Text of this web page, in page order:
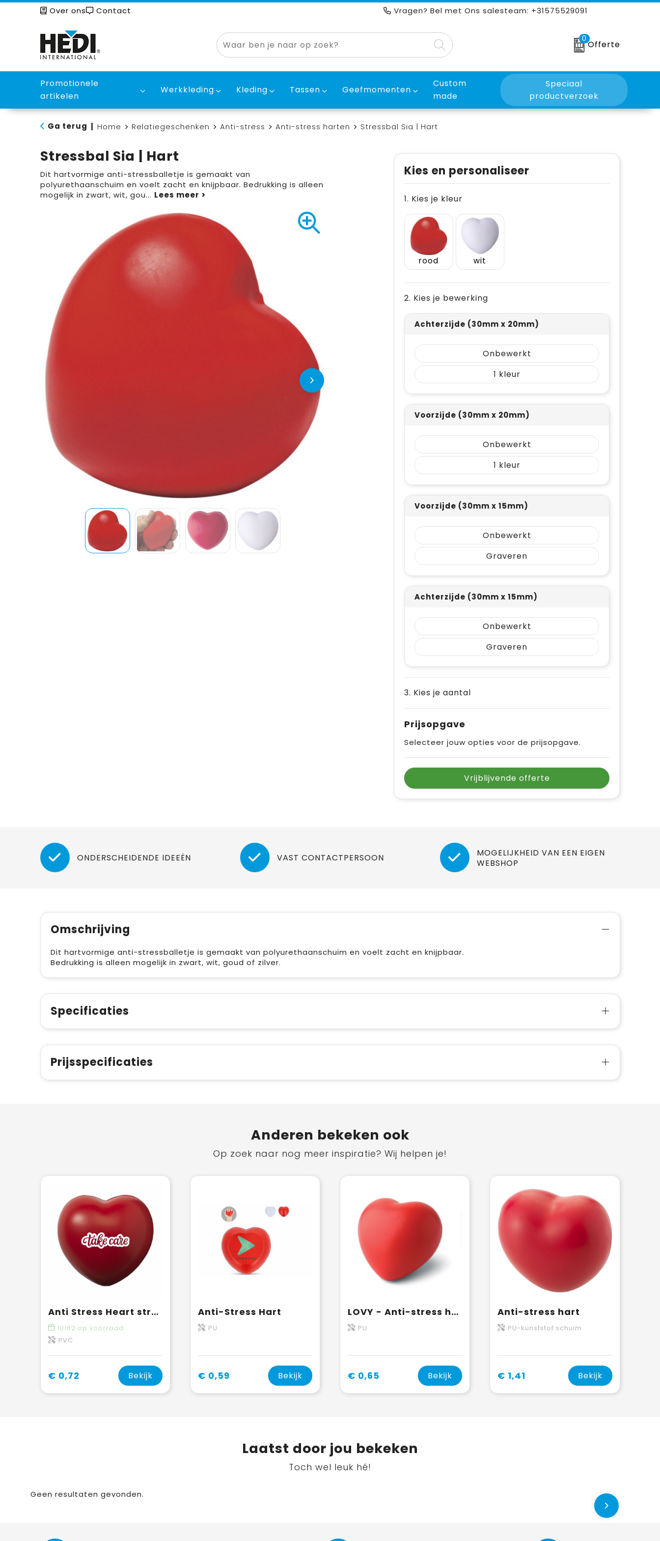
Over ons Contact Vragen? Bel met Ons salesteam: +31575529091
0
Offerte
Promotionele
artikelen
Werkkleding Kleding Tassen Geefmomenten
Custom
made
Speciaal
productverzoek
Ga terug Home Relatiegeschenken Anti-stress Anti-stress harten Stressbal Sia | Hart
Stressbal Sia | Hart
Dit hartvormige anti-stressballetje is gemaakt van
polyurethaanschuim en voelt zacht en knijpbaar. Bedrukking is alleen
mogelijk in zwart, wit, gou...
Kies en personaliseer
1. Kies je kleur
rood wit
2. Kies je bewerking
Achterzijde (30mm x 20mm)
Onbewerkt
1
Voorzijde (30mm x 20mm)
Onbewerkt
1
Voorzijde (30mm x 15mm)
Onbewerkt
Graveren
Achterzijde (30mm x 15mm)
Onbewerkt
Graveren
3. Kies je aantal
Prijsopgave
Selecteer jouw opties voor de prijsopgave.
Vrijblijvende offerte
ONDERSCHEIDENDE IDEEËN VAST CONTACTPERSOON
MOGELIJKHEID VAN EEN EIGEN
WEBSHOP
Omschrijving
Dit hartvormige anti-stressballetje is gemaakt van polyurethaanschuim en voelt zacht en knijpbaar.
Bedrukking is alleen mogelijk in zwart, wit, goud of zilver.
Specificaties
Prijsspecificaties
Anderen bekeken ook
Op zoek naar nog meer inspiratie? Wij helpen je!
Anti Stress Heart stressbal
10162 op voorraad
PVC
€ 0,72 Bekijk
Anti-Stress Hart
PU
€ 0,59 Bekijk
LOVY - Anti-stress hart
PU
€ 0,65 Bekijk
Anti-stress hart
PU-kunststof schuim
€ 1,41 Bekijk
Laatst door jou bekeken
Toch wel leuk hé!
Geen resultaten gevonden.